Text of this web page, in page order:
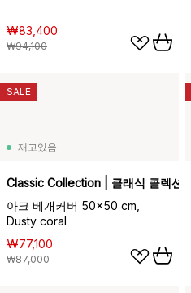
₩83,400
₩94,100
재고있음
Classic Collection | 클래식 콜렉션
아크 베개커버 50x50 cm,
Dusty coral
₩77,100
₩87,000
SALE